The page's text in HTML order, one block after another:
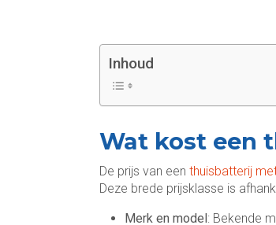
Inhoud
Wat kost een
De prijs van een thuisbatterij
Deze brede prijsklasse is
Merk en model: Bekende